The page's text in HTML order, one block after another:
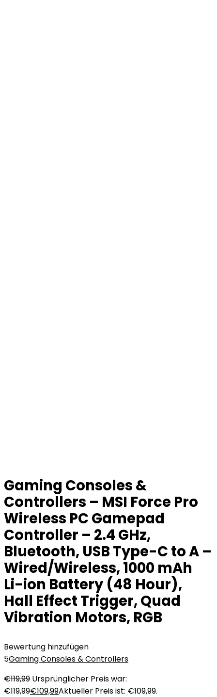
Gaming Consoles &
Controllers – MSI Force Pro
Wireless PC Gamepad
Controller – 2.4 GHz,
Bluetooth, USB Type-C to A –
Wired/Wireless, 1000 mAh
Li-ion Battery (48 Hour),
Hall Effect Trigger, Quad
Vibration Motors, RGB
Bewertung hinzufügen
5Gaming Consoles & Controllers
€119,99 Ursprünglicher Preis war:
€119,99€109,99Aktueller Preis ist: €109,99.